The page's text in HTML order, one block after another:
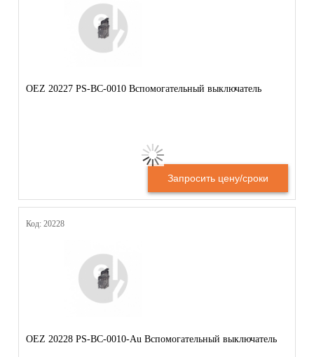
OEZ 20227 PS-BC-0010 Вспомогательный выключатель
Запросить цену/сроки
Код: 20228
OEZ 20228 PS-BC-0010-Au Вспомогательный выключатель